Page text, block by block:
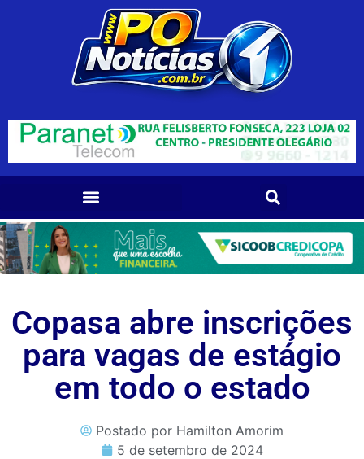
Copasa abre inscrições
para vagas de estágio
em todo o estado
Postado por Hamilton Amorim
5 de setembro de 2024